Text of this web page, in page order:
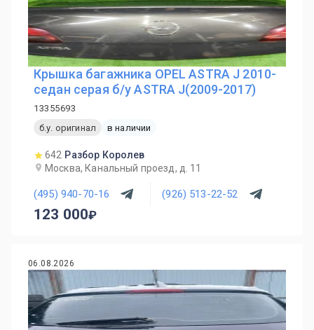
Крышка багажника OPEL ASTRA J 2010-
седан серая б/у ASTRA J(2009-2017)
13355693
б.у. оригинал
в наличии
642 Разбор Королев
Москва, Канальный проезд, д. 11
(495) 940-70-16 (926) 513-22-52
123 000
06.08.2026